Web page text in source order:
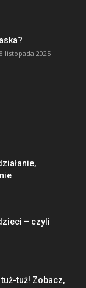
listopada 2025
– czyli
tuż! Zobacz,